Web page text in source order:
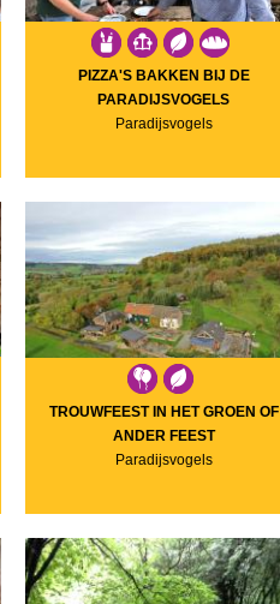
PIZZA'S BAKKEN BIJ DE
PARADIJSVOGELS
Paradijsvogels
TROUWFEEST IN HET GROEN OF
ANDER FEEST
Paradijsvogels